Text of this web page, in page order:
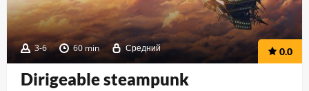
3-6 60 min Средний 0.0
Dirigeable steampunk